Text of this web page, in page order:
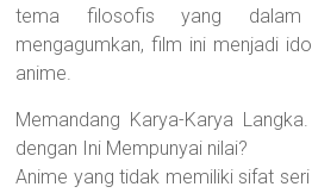
tema filosofis yang
mengagumkan, film ini menjadi
anime.
Memandang Karya-Karya
dengan Ini Mempunyai nilai?
Anime yang tidak memiliki sifat